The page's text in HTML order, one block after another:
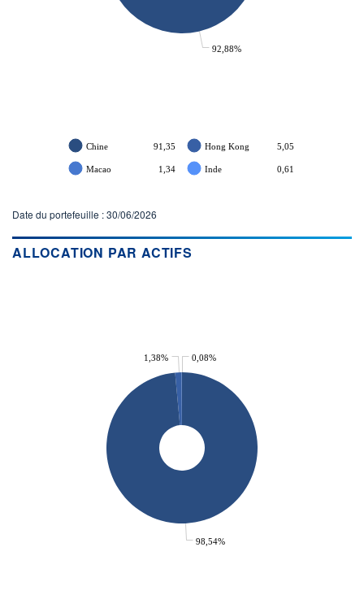
92,88%
Chine 91,35 Hong Kong 5,05
Macao 1,34 Inde 0,61
Date du portefeuille : 30/06/2026
ALLOCATION PAR ACTIFS
98,54%
1,38% 0,08%